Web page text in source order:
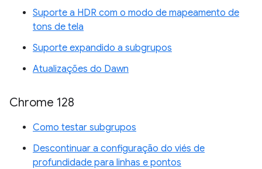
Suporte a HDR com o modo de mapeamento de
tons de tela
Suporte expandido a subgrupos
Atualizações do Dawn
Chrome 128
Como testar subgrupos
Descontinuar a configuração do viés de
profundidade para linhas e pontos